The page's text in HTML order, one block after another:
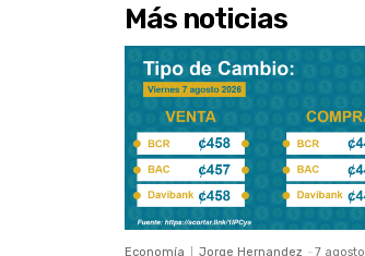
Más noticias
Economía Jorge Hernandez - 7